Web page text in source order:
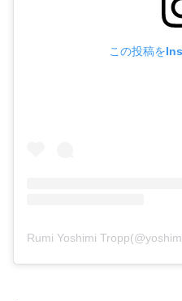
この投稿を
Rumi Yoshimi